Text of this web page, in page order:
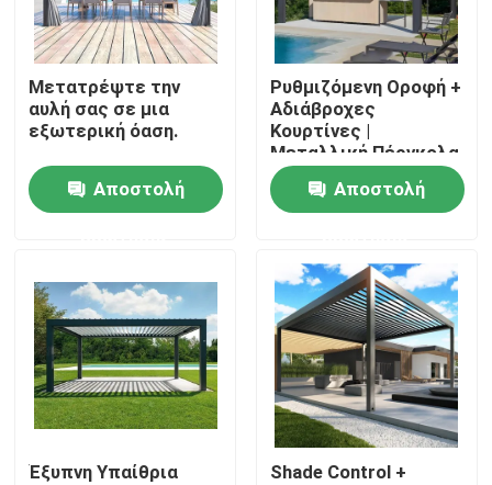
Γύρος εργοστασίων
Ποιοτικός έλεγχος
Μας ελάτε σε επαφή με
Ζητήστε ένα απόσπασμα
Πέργκολα Patio αργιλίου
Πέργκολα Louvered αργιλίου
Μετατρέψτε την
αυλή σας σε μια
εξωτερική όαση.
Αποστολή
Ρυθμιζόμενη Οροφή +
Αδιάβροχες
Κουρτίνες |
Μεταλλική Πέργκολα
με Αναδιπλούμενη
Οροφή Αποστολή
Έξυπνη Υπαίθρια
Shade Control +